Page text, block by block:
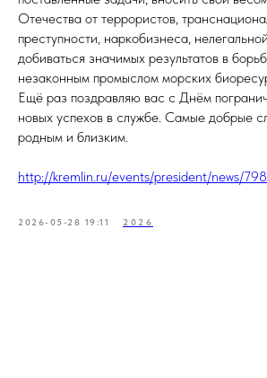
Отечества от террористов,
преступности, наркобизнеса,
добиваться значимых результатов в
незаконным промыслом морских
Ещё раз поздравляю вас с Днём
новых успехов в службе. Самые добрые
родным и близким.
http://kremlin.ru/events/president/news/
2026-05-28 19:11 2026